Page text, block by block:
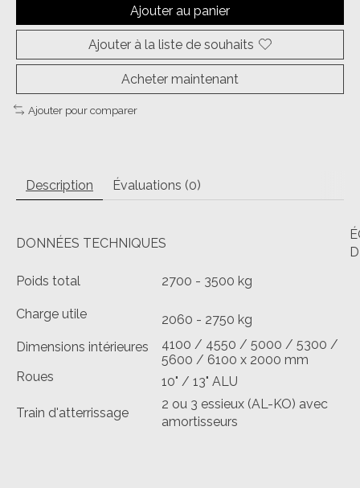
Ajouter au panier
Ajouter à la liste de souhaits
Acheter maintenant
Ajouter pour comparer
Description Évaluations (0)
DONNÉES TECHNIQUES
Poids total
2700 - 3500 kg
Charge utile
2060 - 2750 kg
Dimensions intérieures
4100 / 4550 / 5000 / 5300 /
5600 / 6100 x 2000 mm
Roues
10" / 13" ALU
Train d'atterrissage
2 ou 3 essieux (AL-KO) avec
amortisseurs